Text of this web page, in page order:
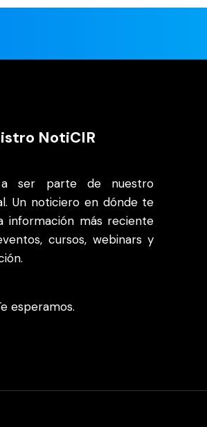
NotiCIR
a ser parte de nuestro
Un noticiero en dónde te
información más reciente
cursos, webinars y
esperamos.